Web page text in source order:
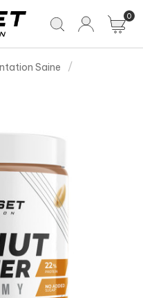
0
Saine